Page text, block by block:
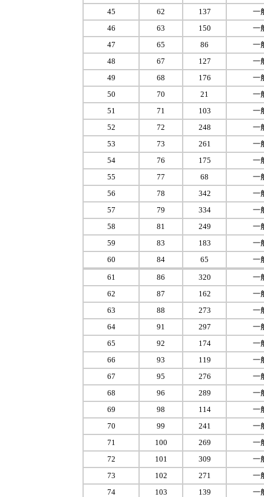
45
62 137
一
46
63 150
一
47
65 86
一
48
67 127
一
49
68 176
一
50
70 21
一
51
71 103
一
52
72 248
一
53
73 261
一
54
76 175
一
55
77 68
一
56
78 342
一
57
79 334
一
58
81 249
一
59
83 183
一
60
84 65
一
61
86 320
一
62
87 162
一
63
88 273
一
64
91 297
一
65
92 174
一
66
93 119
一
67
95 276
一
68
96 289
一
69
98 114
一
70
99 241
一
71
100 269
一
72
101 309
一
73
102 271
一
74
103 139
一